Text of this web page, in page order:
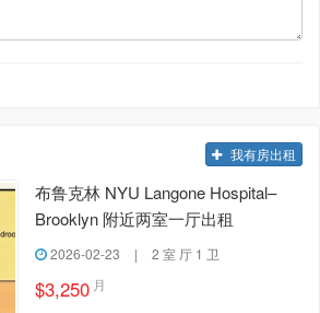
我有房出租
布鲁克林 NYU Langone Hospital–
Brooklyn 附近两室一厅出租
2026-02-23 | 2 室 厅 1 卫
$3,250 月